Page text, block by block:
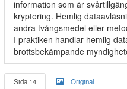
information som är
kryptering. Hemlig
andra tvångsmedel eller
I praktiken handlar hemlig
brottsbekämpande
Sida 14 Original